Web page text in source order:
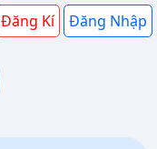
Đăng Kí Đăng Nhập